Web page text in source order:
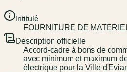
Intitulé
FOURNITURE DE
Description officielle
Accord-cadre à bons de
avec minimum et maximum
électrique pour la Ville